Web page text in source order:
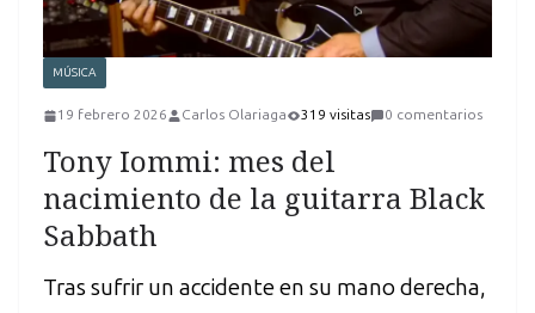
MÚSICA
19 febrero 2026 Carlos Olariaga 319 visitas 0 comentarios
Tony Iommi: mes del
nacimiento de la guitarra Black
Sabbath
Tras sufrir un accidente en su mano derecha,